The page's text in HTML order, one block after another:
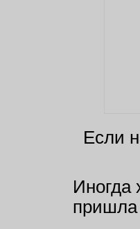
Если
Иногда
пришла